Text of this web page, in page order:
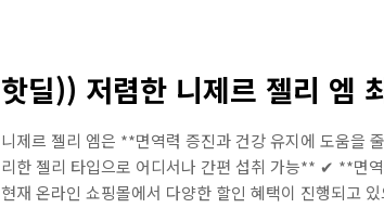
핫딜)) 저렴한 니제르 젤리 엠
니제르 젤리 엠은 **면역력 증진과 건강 유지에 도움을
리한 젤리 타입으로 어디서나 간편 섭취 가능** ✔ **면
현재 온라인 쇼핑몰에서 다양한 할인 혜택이 진행되고